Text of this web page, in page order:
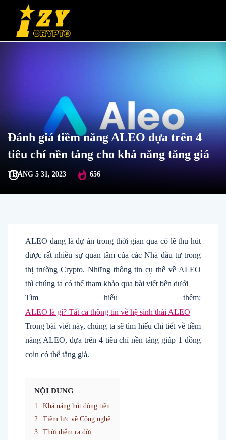
Đánh giá tiềm năng ALEO dựa trên 4
tiêu chí nền tảng cho khả năng tăng giá
THÁNG 5 31, 2023 656
ALEO đang là dự án trong thời gian qua có lẽ thu hút
được rất nhiều sự quan tâm của các Nhà đầu tư trong
thị trường Crypto. Những thông tin cụ thể về ALEO
thì chúng ta có thể tham khảo qua bài viết bên dưới
Tìm hiểu thêm:
ALEO là gì? Tất cả thông tin về hệ sinh thái ALEO
Trong bài viết này, chúng ta sẽ tìm hiểu chi tiết về tiềm
năng ALEO, dựa trên 4 tiêu chí nền tảng giúp 1 đồng
coin có thể tăng giá.
NỘI DUNG
1.
Khả năng hút dòng tiền
2.
Tiềm lực về Công nghệ
3.
Thời điểm ra đời